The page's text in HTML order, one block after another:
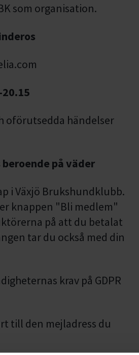
som organisation.
oförutsedda händelser
beroende på väder
i Växjö Brukshundklubb.
knappen "Bli medlem"
på att du betalat
tar du också med din
krav på GDPR
till den mejladress du